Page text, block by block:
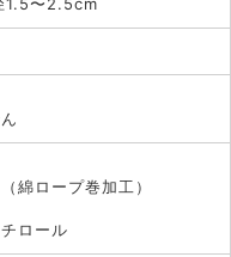
綿ロープ巻加工）
ロール